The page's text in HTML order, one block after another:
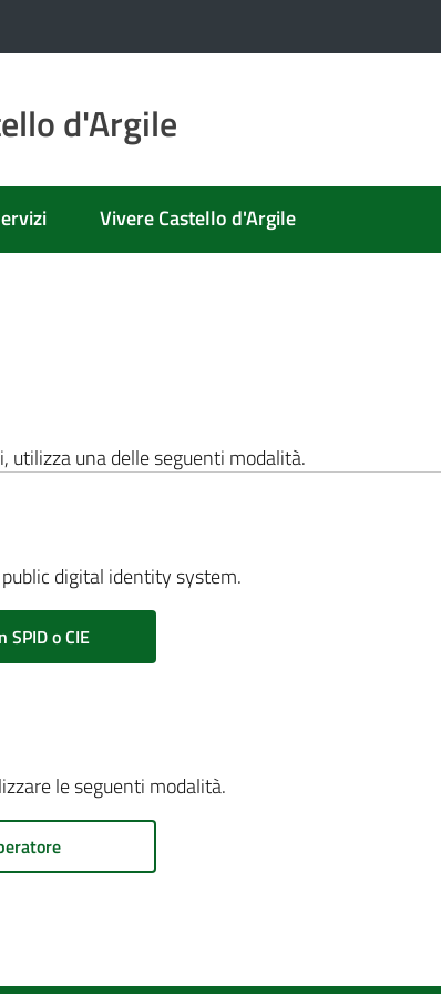
d'Argile
Vivere Castello d'Argile
utilizza una delle seguenti modalità.
digital identity system.
SPID o CIE
le seguenti modalità.